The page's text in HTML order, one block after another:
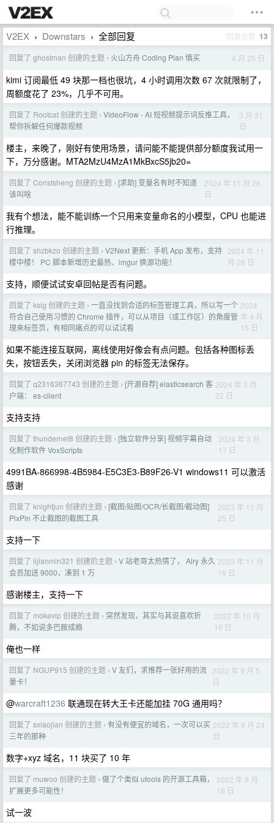
V2EX › Downstars › 全部回复 回复总数 13
回复了 ghostman 创建的主题 › 火山方舟 Coding Plan 慎买 4 月 25 日
kimi 订阅最低 49 块那一档也很坑，4 小时调用次数 67 次就限制了，
周额度花了 23%，几乎不可用。
回复了 Rootcat 创建的主题 › VideoFlow - AI 短视频提示词反推工具，
帮你拆解任何爆款视频
3 月 31
日
楼主，来晚了，刚好有使用场景，请问能不能提供部分额度我试用一
下，万分感谢。MTA2MzU4MzA1MkBxcS5jb20=
回复了 Constsheng 创建的主题 › [求助] 变量名有时不知道
该叫啥
2024 年 11 月 26
日
我有个想法，能不能训练一个只用来变量命名的小模型，CPU 也能进
行推理。
回复了 shzbkzo 创建的主题 › V2Next 更新：手机 App 发布，支持
楼中楼！ PC 脚本新增历史最热、imgur 换源功能！
2024 年 11
月 26 日
支持，顺便试试安卓回帖是否有问题。
回复了 ksig 创建的主题 › 一直没找到合适的标签管理工具，所以写一个
符合自己使用习惯的 Chrome 插件，可以从项目（或工作区）的角度管
理来标签页，有相同痛点的可以试试看
2024
年 4 月
15 日
如果不能连接互联网，离线使用好像会有点问题。包括各种图标丢
失，按钮丢失，关闭浏览器 pin 的标签无法保存。
回复了 q2316367743 创建的主题 › [开源自荐] elasticsearch 客
户端： es-client
2024 年 3 月
22 日
支持支持
回复了 thundernet8 创建的主题 › [独立软件分享] 视频字幕自动
化制作软件 VoxScripts
2024 年 3 月
17 日
4991BA-866998-4B5984-E5C3E3-B89F26-V1 windows11 可以激活
感谢
回复了 knightjun 创建的主题 › [截图/贴图/OCR/长截图/截动图]
PixPin 不止截图的截图工具
2023 年 11 月
25 日
支持一下
回复了 lijianmin321 创建的主题 › V 站老哥太热情了， Airy 永久
会员加送 9000，凑到 1 万
2023 年 11 月
16 日
感谢楼主，支持一下
回复了 mokevip 创建的主题 › 突然发现，其实与其说喜欢折
腾，不如说多巴胺成瘾
2022 年 10 月
16 日
俺也一样
回复了 NGUP915 创建的主题 › V 友们，求推荐一张好用的流
量卡！
2022 年 9 月 5
日
@warcraft1236 联通现在转大王卡还能加挂 70G 通用吗？
回复了 sxiaojian 创建的主题 › 有没有便宜的域名，一次可以买
三年的那种
2022 年 8 月 24
日
数字+xyz 域名，11 块买了 10 年
回复了 muwoo 创建的主题 › 做了个类似 utools 的开源工具箱，
扩展更多可能性！
2022 年 8 月
16 日
试一波